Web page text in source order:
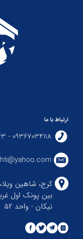
ارتباط با ما
09367034118 - 09195045363
کرج، شاهین
بین پونک اول
نیکان - واحد ۵۲